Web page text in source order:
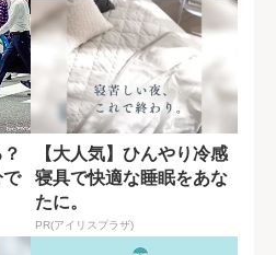
で
【大人気】ひんやり冷感
寝具で快適な睡眠をあな
たに。
PR(アイリスプラザ)